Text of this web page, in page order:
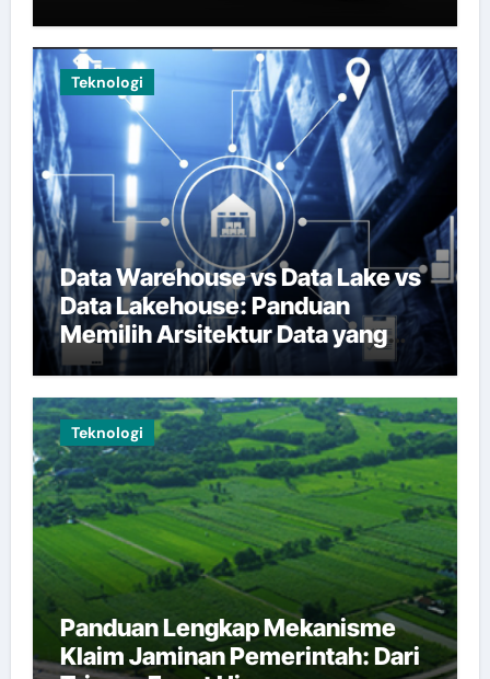
Teknologi
Data Warehouse vs Data Lake vs
Data Lakehouse: Panduan
Memilih Arsitektur Data yang
Tepat
Teknologi
Panduan Lengkap Mekanisme
Klaim Jaminan Pemerintah: Dari